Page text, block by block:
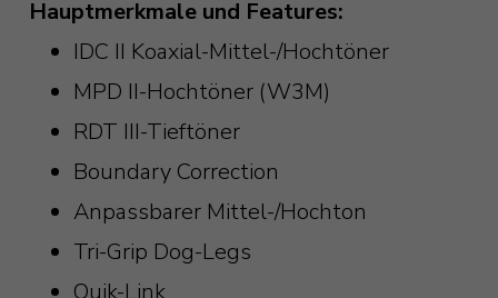
Hauptmerkmale und Features:
IDC II Koaxial-Mittel-/Hochtöner
MPD II-Hochtöner (W3M)
RDT III-Tieftöner
Boundary Correction
Anpassbarer Mittel-/Hochton
Tri-Grip Dog-Legs
Quik-Link